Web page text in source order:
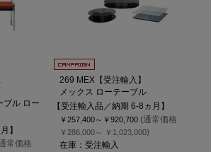
ブル ロー
】
常価格
269 MEX【受注輸入】
メックス ローテーブル
【受注輸入品／納期 6-8ヵ月】
￥257,400～ ￥920,700 (通常価格
￥286,000～ ￥1,023,000)
在庫：受注輸入